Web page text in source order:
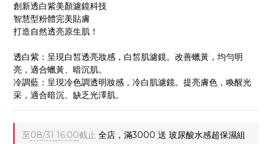
創新透白紫美顏濾鏡科技
智慧型粉體完美貼膚
打造自然透亮原生肌！
透白紫：呈現白皙透亮妝感，白皙肌濾鏡。改善蠟黃，均勻明
亮，適合蠟黃、暗沉肌。
冷調藍：呈現冷色調透明妝感，冷白肌濾鏡。提亮膚色，喚醒光
采，適合暗沉、缺乏光澤肌。
至08/31 16:00截止 全店，滿3000 送 玻尿酸水感超保濕組